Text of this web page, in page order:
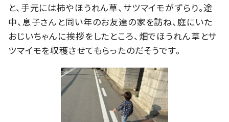
と、手元には柿やほうれん草、サツマイモがずらり。途
中、息子さんと同い年のお友達の家を訪ね、庭にいた
おじいちゃんに挨拶をしたところ、畑でほうれん草とサ
ツマイモを収穫させてもらったのだそうです。